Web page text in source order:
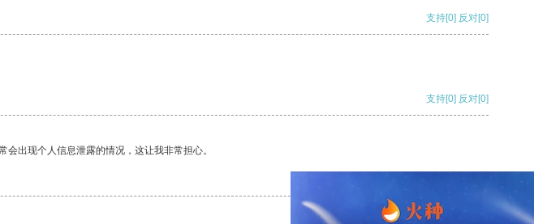
支持[0] 反对[0]
支持[0] 反对[0]
出现个人信息泄露的情况，这让我非常担心。